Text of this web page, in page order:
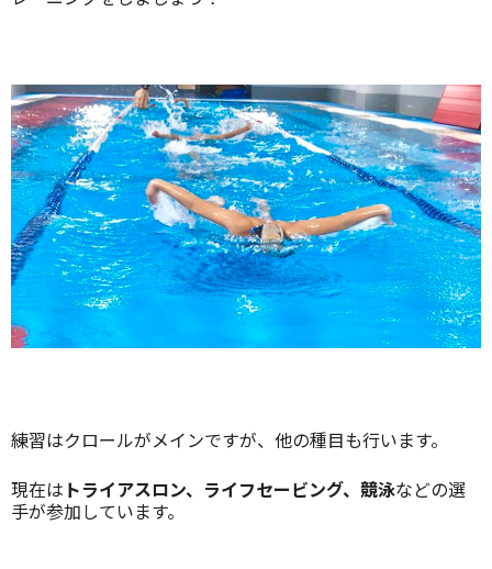
練習はクロールがメインですが、他の種目も行います。
現在は トライアスロン、ライフセービング、競泳などの選
手が参加しています。